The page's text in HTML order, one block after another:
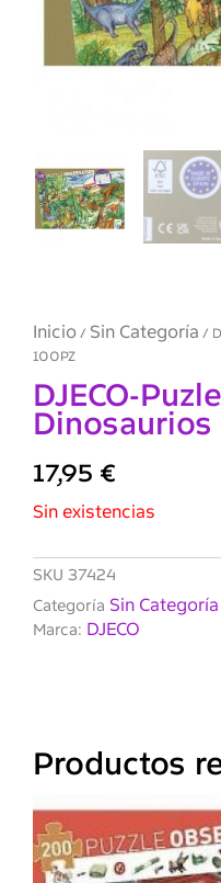
Inicio / Sin Categoría /
100PZ
DJECO-
17,95 €
Sin existencias
SKU 37424
Categoría Sin Categoría
Marca: DJECO
Productos